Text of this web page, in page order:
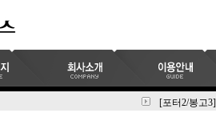
[포터2/봉고3]